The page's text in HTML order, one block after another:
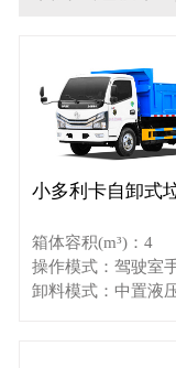
小多利卡自卸式
箱体容积(m³)：4